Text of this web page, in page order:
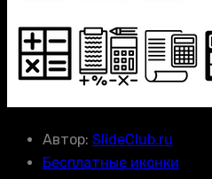
Автор: SlideClub.ru
Бесплатные иконки